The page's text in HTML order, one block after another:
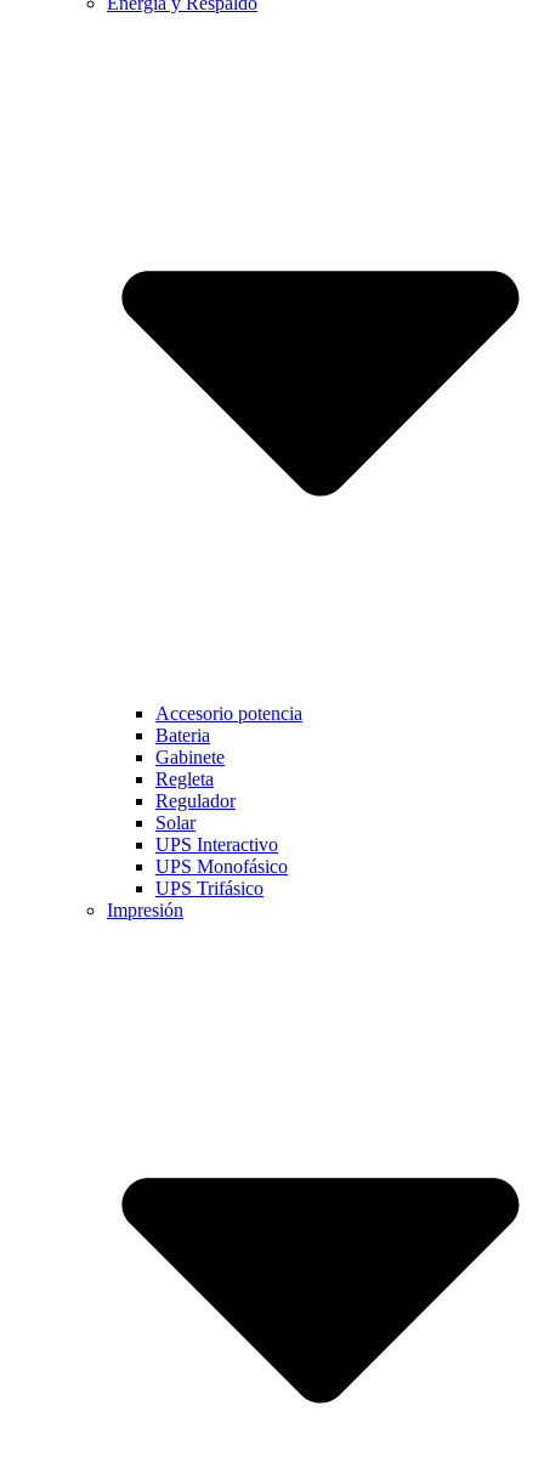
Accesorio potencia
Bateria
Gabinete
Regleta
Regulador
Solar
UPS Interactivo
UPS Monofásico
UPS Trifásico
Impresión